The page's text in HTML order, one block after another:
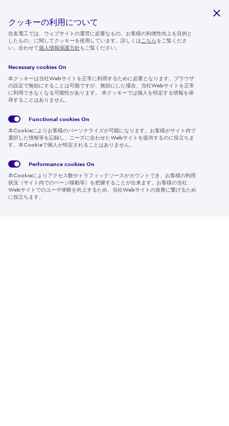
ニュースルーム
IR情報
採用情報
Global
Policy
サイト
約
Region & Language:
Japan | JP
クッキーの利用について
住友電工では、ウェブサイトの運営に必要なもの、お客様の利便性向上を目的と
したもの、に関してクッキーを使用しています。詳しくは こちらをご覧くださ
い。合わせて個人情報保護方針もご覧ください。
Necessary cookies On
本クッキーは当社Webサイトを正常に利用するために必要となります。ブラウザ
の設定で無効にすることは可能ですが、無効にした場合、当社Webサイトを正常
に利用できなくなる可能性があります。 本クッキーでは個人を特定する情報を保
存することはありません。
Functional cookies On
本Cookieによりお客様のパーソナライズが可能になります。お客様がサイト内で
選択した情報等を記録し、ニーズに合わせたWebサイトを提供するのに役立ちま
す。本Cookieで個人が特定されることはありません。
Performance cookies On
本Cookieによりアクセス数やトラフィックソースがカウントでき、お客様の利用
状況（サイト内でのページ移動等）を把握することが出来ます。お客様の当社
Webサイトでのユーザ体験を向上するため、当社Webサイトの改善に繋げるため
に役立ちます。